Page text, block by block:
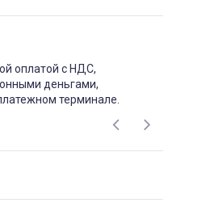
оплатой с НДС,
деньгами,
терминале.